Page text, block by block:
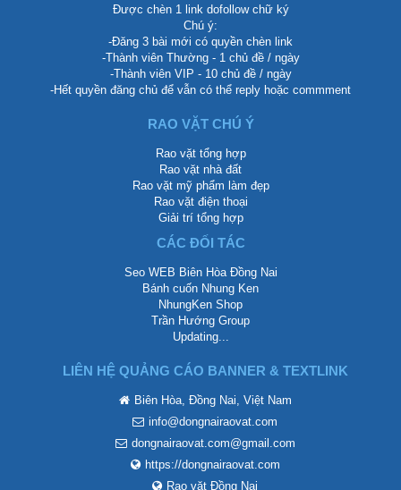
Được chèn 1 link dofollow chữ ký
Chú ý:
-Đăng 3 bài mới có quyền chèn link
-Thành viên Thường - 1 chủ đề / ngày
-Thành viên VIP - 10 chủ đề / ngày
-Hết quyền đăng chủ để vẫn có thể reply hoặc commment
RAO VẶT CHÚ Ý
Rao vặt tổng hợp
Rao vặt nhà đất
Rao vặt mỹ phẩm làm đẹp
Rao vặt điện thoại
Giải trí tổng hợp
CÁC ĐỐI TÁC
Seo WEB Biên Hòa Đồng Nai
Bánh cuốn Nhung Ken
NhungKen Shop
Trần Hướng Group
Updating...
LIÊN HỆ QUẢNG CÁO BANNER & TEXTLINK
Biên Hòa, Đồng Nai, Việt Nam
info@dongnairaovat.com
dongnairaovat.com@gmail.com
https://dongnairaovat.com
Rao vặt Đồng Nai